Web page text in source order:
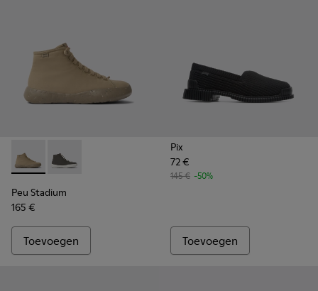
Peu Stadium - K400624-005 - Beige damessneakers
Peu Stadium - K400624-004
Peu Stadium
165 €
Toevoegen
Pix
72 €
145 € -50%
Toevoegen